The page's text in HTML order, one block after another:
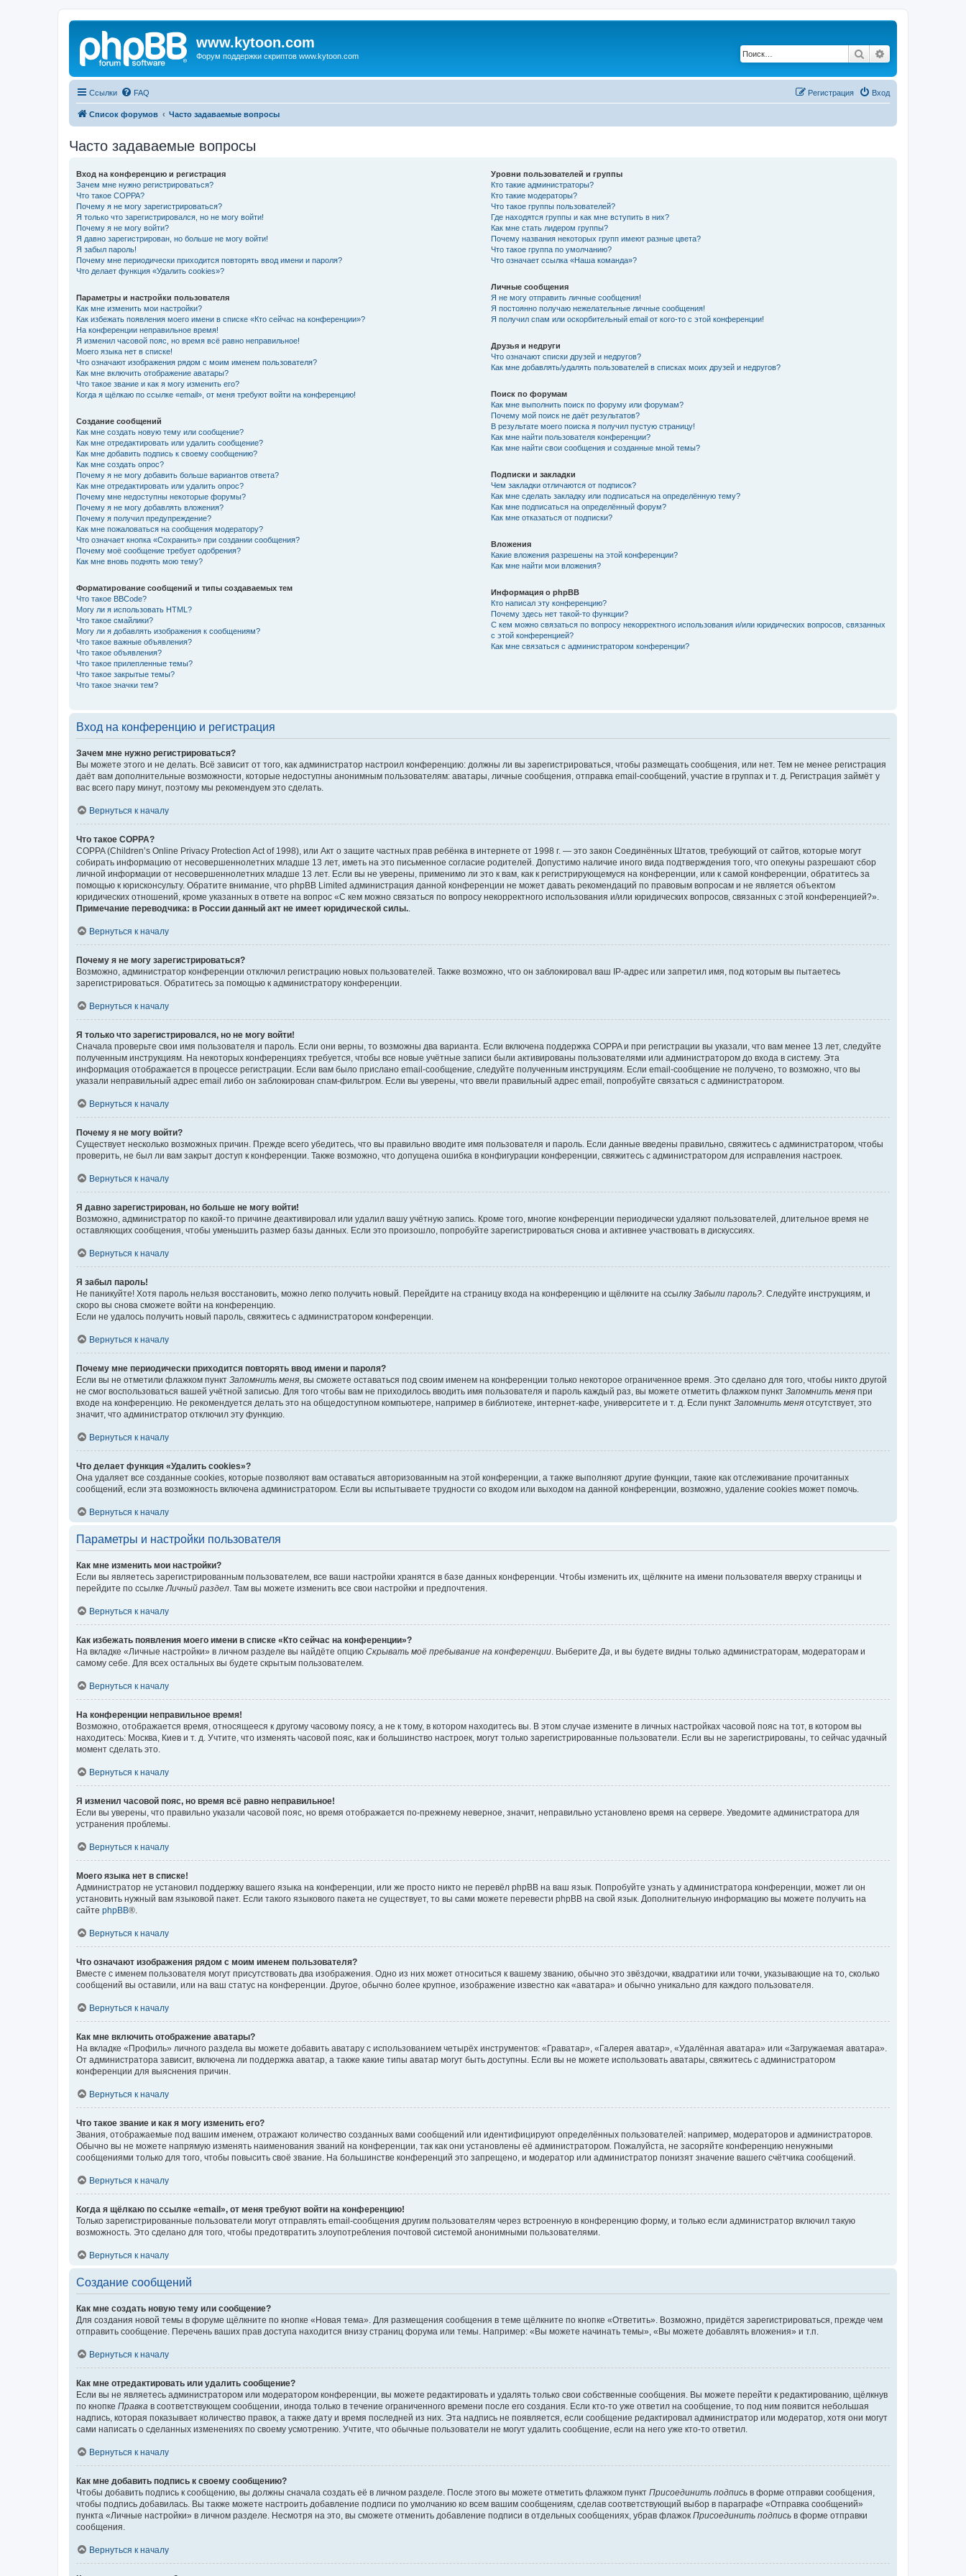
www.kytoon.com
Форум поддержки скриптов www.kytoon.com Поиск
Ссылки FAQ Вход
Регистрация
Список форумов Часто задаваемые вопросы
Часто задаваемые вопросы
Вход на конференцию и регистрация
Зачем мне нужно регистрироваться?
Что такое COPPA?
Почему я не могу зарегистрироваться?
Я только что зарегистрировался, но не могу войти!
Почему я не могу войти?
Я давно зарегистрирован, но больше не могу войти!
Я забыл пароль!
Почему мне периодически приходится повторять ввод имени и пароля?
Что делает функция «Удалить cookies»?
Параметры и настройки пользователя
Как мне изменить мои настройки?
Как избежать появления моего имени в списке «Кто сейчас на конференции»?
На конференции неправильное время!
Я изменил часовой пояс, но время всё равно неправильное!
Моего языка нет в списке!
Что означают изображения рядом с моим именем пользователя?
Как мне включить отображение аватары?
Что такое звание и как я могу изменить его?
Когда я щёлкаю по ссылке «email», от меня требуют войти на конференцию!
Создание сообщений
Как мне создать новую тему или сообщение?
Как мне отредактировать или удалить сообщение?
Как мне добавить подпись к своему сообщению?
Как мне создать опрос?
Почему я не могу добавить больше вариантов ответа?
Как мне отредактировать или удалить опрос?
Почему мне недоступны некоторые форумы?
Почему я не могу добавлять вложения?
Почему я получил предупреждение?
Как мне пожаловаться на сообщения модератору?
Что означает кнопка «Сохранить» при создании сообщения?
Почему моё сообщение требует одобрения?
Как мне вновь поднять мою тему?
Форматирование сообщений и типы создаваемых тем
Что такое BBCode?
Могу ли я использовать HTML?
Что такое смайлики?
Могу ли я добавлять изображения к сообщениям?
Что такое важные объявления?
Что такое объявления?
Что такое прилепленные темы?
Что такое закрытые темы?
Что такое значки тем?
Уровни пользователей и группы
Кто такие администраторы?
Кто такие модераторы?
Что такое группы пользователей?
Где находятся группы и как мне вступить в них?
Как мне стать лидером группы?
Почему названия некоторых групп имеют разные цвета?
Что такое группа по умолчанию?
Что означает ссылка «Наша команда»?
Личные сообщения
Я не могу отправить личные сообщения!
Я постоянно получаю нежелательные личные сообщения!
Я получил спам или оскорбительный email от кого-то с этой конференции!
Друзья и недруги
Что означают списки друзей и недругов?
Как мне добавлять/удалять пользователей в списках моих друзей и недругов?
Поиск по форумам
Как мне выполнить поиск по форуму или форумам?
Почему мой поиск не даёт результатов?
В результате моего поиска я получил пустую страницу!
Как мне найти пользователя конференции?
Как мне найти свои сообщения и созданные мной темы?
Подписки и закладки
Чем закладки отличаются от подписок?
Как мне сделать закладку или подписаться на определённую тему?
Как мне подписаться на определённый форум?
Как мне отказаться от подписки?
Вложения
Какие вложения разрешены на этой конференции?
Как мне найти мои вложения?
Информация о phpBB
Кто написал эту конференцию?
Почему здесь нет такой-то функции?
С кем можно связаться по вопросу некорректного использования и/или юридических вопросов, связанных
с этой конференцией?
Как мне связаться с администратором конференции?
Вход на конференцию и регистрация
Зачем мне нужно регистрироваться?
Вы можете этого и не делать. Всё зависит от того, как администратор настроил конференцию: должны ли вы зарегистрироваться, чтобы размещать сообщения, или нет. Тем не менее регистрация
даёт вам дополнительные возможности, которые недоступны анонимным пользователям: аватары, личные сообщения, отправка email-сообщений, участие в группах и т. д. Регистрация займёт у
вас всего пару минут, поэтому мы рекомендуем это сделать.
Вернуться к началу
Что такое COPPA?
COPPA (Children’s Online Privacy Protection Act of 1998), или Акт о защите частных прав ребёнка в интернете от 1998 г. — это закон Соединённых Штатов, требующий от сайтов, которые могут
собирать информацию от несовершеннолетних младше 13 лет, иметь на это письменное согласие родителей. Допустимо наличие иного вида подтверждения того, что опекуны разрешают сбор
личной информации от несовершеннолетних младше 13 лет. Если вы не уверены, применимо ли это к вам, как к регистрирующемуся на конференции, или к самой конференции, обратитесь за
помощью к юрисконсульту. Обратите внимание, что phpBB Limited администрация данной конференции не может давать рекомендаций по правовым вопросам и не является объектом
юридических отношений, кроме указанных в ответе на вопрос «С кем можно связаться по вопросу некорректного использования и/или юридических вопросов, связанных с этой конференцией?».
Примечание переводчика: в России данный акт не имеет юридической силы.
Вернуться к началу
Почему я не могу зарегистрироваться?
Возможно, администратор конференции отключил регистрацию новых пользователей. Также возможно, что он заблокировал ваш IP-адрес или запретил имя, под которым вы пытаетесь
зарегистрироваться. Обратитесь за помощью к администратору конференции.
Вернуться к началу
Я только что зарегистрировался, но не могу войти!
Сначала проверьте свои имя пользователя и пароль. Если они верны, то возможны два варианта. Если включена поддержка COPPA и при регистрации вы указали, что вам менее 13 лет, следуйте
полученным инструкциям. На некоторых конференциях требуется, чтобы все новые учётные записи были активированы пользователями или администратором до входа в систему. Эта
информация отображается в процессе регистрации. Если вам было прислано email-сообщение, следуйте полученным инструкциям. Если email-сообщение не получено, то возможно, что вы
указали неправильный адрес email либо он заблокирован спам-фильтром. Если вы уверены, что ввели правильный адрес email, попробуйте связаться с администратором.
Вернуться к началу
Почему я не могу войти?
Существует несколько возможных причин. Прежде всего убедитесь, что вы правильно вводите имя пользователя и пароль. Если данные введены правильно, свяжитесь с администратором, чтобы
проверить, не был ли вам закрыт доступ к конференции. Также возможно, что допущена ошибка в конфигурации конференции, свяжитесь с администратором для исправления настроек.
Вернуться к началу
Я давно зарегистрирован, но больше не могу войти!
Возможно, администратор по какой-то причине деактивировал или удалил вашу учётную запись. Кроме того, многие конференции периодически удаляют пользователей, длительное время не
оставляющих сообщения, чтобы уменьшить размер базы данных. Если это произошло, попробуйте зарегистрироваться снова и активнее участвовать в дискуссиях.
Вернуться к началу
Я забыл пароль!
Не паникуйте! Хотя пароль нельзя восстановить, можно легко получить новый. Перейдите на страницу входа на конференцию и щёлкните на ссылку Забыли пароль? . Следуйте инструкциям, и
скоро вы снова сможете войти на конференцию.
Если не удалось получить новый пароль, свяжитесь с администратором конференции.
Вернуться к началу
Почему мне периодически приходится повторять ввод имени и пароля?
Если вы не отметили флажком пункт Запомнить меня , вы сможете оставаться под своим именем на конференции только некоторое ограниченное время. Это сделано для того, чтобы никто другой
не смог воспользоваться вашей учётной записью. Для того чтобы вам не приходилось вводить имя пользователя и пароль каждый раз, вы можете отметить флажком пункт Запомнить меня при
входе на конференцию. Не рекомендуется делать это на общедоступном компьютере, например в библиотеке, интернет-кафе, университете и т. д. Если пункт Запомнить меня отсутствует, это
значит, что администратор отключил эту функцию.
Вернуться к началу
Что делает функция «Удалить cookies»?
Она удаляет все созданные cookies, которые позволяют вам оставаться авторизованным на этой конференции, а также выполняют другие функции, такие как отслеживание прочитанных
сообщений, если эта возможность включена администратором. Если вы испытываете трудности со входом или выходом на данной конференции, возможно, удаление cookies может помочь.
Вернуться к началу
Параметры и настройки пользователя
Как мне изменить мои настройки?
Если вы являетесь зарегистрированным пользователем, все ваши настройки хранятся в базе данных конференции. Чтобы изменить их, щёлкните на имени пользователя вверху страницы и
перейдите по ссылке Личный раздел . Там вы можете изменить все свои настройки и предпочтения.
Вернуться к началу
Как избежать появления моего имени в списке «Кто сейчас на конференции»?
На вкладке «Личные настройки» в личном разделе вы найдёте опцию Скрывать моё пребывание на конференции . Выберите Да , и вы будете видны только администраторам, модераторам и
самому себе. Для всех остальных вы будете скрытым пользователем.
Вернуться к началу
На конференции неправильное время!
Возможно, отображается время, относящееся к другому часовому поясу, а не к тому, в котором находитесь вы. В этом случае измените в личных настройках часовой пояс на тот, в котором вы
находитесь: Москва, Киев и т. д. Учтите, что изменять часовой пояс, как и большинство настроек, могут только зарегистрированные пользователи. Если вы не зарегистрированы, то сейчас удачный
момент сделать это.
Вернуться к началу
Я изменил часовой пояс, но время всё равно неправильное!
Если вы уверены, что правильно указали часовой пояс, но время отображается по-прежнему неверное, значит, неправильно установлено время на сервере. Уведомите администратора для
устранения проблемы.
Вернуться к началу
Моего языка нет в списке!
Администратор не установил поддержку вашего языка на конференции, или же просто никто не перевёл phpBB на ваш язык. Попробуйте узнать у администратора конференции, может ли он
установить нужный вам языковой пакет. Если такого языкового пакета не существует, то вы сами можете перевести phpBB на свой язык. Дополнительную информацию вы можете получить на
сайте phpBB®.
Вернуться к началу
Что означают изображения рядом с моим именем пользователя?
Вместе с именем пользователя могут присутствовать два изображения. Одно из них может относиться к вашему званию, обычно это звёздочки, квадратики или точки, указывающие на то, сколько
сообщений вы оставили, или на ваш статус на конференции. Другое, обычно более крупное, изображение известно как «аватара» и обычно уникально для каждого пользователя.
Вернуться к началу
Как мне включить отображение аватары?
На вкладке «Профиль» личного раздела вы можете добавить аватару с использованием четырёх инструментов: «Граватар», «Галерея аватар», «Удалённая аватара» или «Загружаемая аватара».
От администратора зависит, включена ли поддержка аватар, а также какие типы аватар могут быть доступны. Если вы не можете использовать аватары, свяжитесь с администратором
конференции для выяснения причин.
Вернуться к началу
Что такое звание и как я могу изменить его?
Звания, отображаемые под вашим именем, отражают количество созданных вами сообщений или идентифицируют определённых пользователей: например, модераторов и администраторов.
Обычно вы не можете напрямую изменять наименования званий на конференции, так как они установлены её администратором. Пожалуйста, не засоряйте конференцию ненужными
сообщениями только для того, чтобы повысить своё звание. На большинстве конференций это запрещено, и модератор или администратор понизят значение вашего счётчика сообщений.
Вернуться к началу
Когда я щёлкаю по ссылке «email», от меня требуют войти на конференцию!
Только зарегистрированные пользователи могут отправлять email-сообщения другим пользователям через встроенную в конференцию форму, и только если администратор включил такую
возможность. Это сделано для того, чтобы предотвратить злоупотребления почтовой системой анонимными пользователями.
Вернуться к началу
Создание сообщений
Как мне создать новую тему или сообщение?
Для создания новой темы в форуме щёлкните по кнопке «Новая тема». Для размещения сообщения в теме щёлкните по кнопке «Ответить». Возможно, придётся зарегистрироваться, прежде чем
отправить сообщение. Перечень ваших прав доступа находится внизу страниц форума или темы. Например: «Вы можете начинать темы», «Вы можете добавлять вложения» и т.п.
Вернуться к началу
Как мне отредактировать или удалить сообщение?
Если вы не являетесь администратором или модератором конференции, вы можете редактировать и удалять только свои собственные сообщения. Вы можете перейти к редактированию, щёлкнув
по кнопке Правка в соответствующем сообщении, иногда только в течение ограниченного времени после его создания. Если кто-то уже ответил на сообщение, то под ним появится небольшая
надпись, которая показывает количество правок, а также дату и время последней из них. Эта надпись не появляется, если сообщение редактировал администратор или модератор, хотя они могут
сами написать о сделанных изменениях по своему усмотрению. Учтите, что обычные пользователи не могут удалить сообщение, если на него уже кто-то ответил.
Вернуться к началу
Как мне добавить подпись к своему сообщению?
Чтобы добавить подпись к сообщению, вы должны сначала создать её в личном разделе. После этого вы можете отметить флажком пункт Присоединить подпись в форме отправки сообщения,
чтобы подпись добавилась. Вы также можете настроить добавление подписи по умолчанию ко всем вашим сообщениям, сделав соответствующий выбор в параграфе «Отправка сообщений»
пункта «Личные настройки» в личном разделе. Несмотря на это, вы сможете отменить добавление подписи в отдельных сообщениях, убрав флажок Присоединить подпись в форме отправки
сообщения.
Вернуться к началу